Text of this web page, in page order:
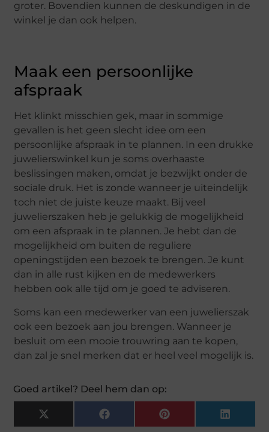
groter. Bovendien kunnen de deskundigen in de
winkel je dan ook helpen.
Maak een persoonlijke
afspraak
Het klinkt misschien gek, maar in sommige
gevallen is het geen slecht idee om een
persoonlijke afspraak in te plannen. In een drukke
juwelierswinkel kun je soms overhaaste
beslissingen maken, omdat je bezwijkt onder de
sociale druk. Het is zonde wanneer je uiteindelijk
toch niet de juiste keuze maakt. Bij veel
juwelierszaken heb je gelukkig de mogelijkheid
om een afspraak in te plannen. Je hebt dan de
mogelijkheid om buiten de reguliere
openingstijden een bezoek te brengen. Je kunt
dan in alle rust kijken en de medewerkers
hebben ook alle tijd om je goed te adviseren.
Soms kan een medewerker van een juwelierszak
ook een bezoek aan jou brengen. Wanneer je
besluit om een mooie trouwring aan te kopen,
dan zal je snel merken dat er heel veel mogelijk is.
Goed artikel? Deel hem dan op:
X
(Twitter)
Facebook Pinterest LinkedIn